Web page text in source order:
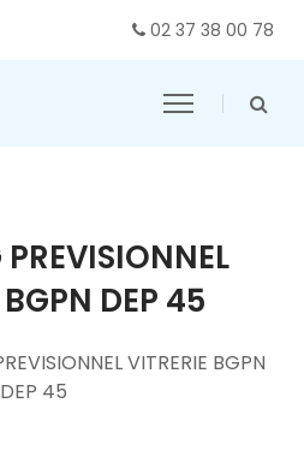
02 37 38 00 78
DEP 45
VITRERIE BGPN
DEP 45